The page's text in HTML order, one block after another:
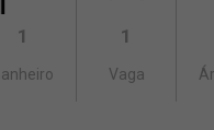
1 1
Vaga